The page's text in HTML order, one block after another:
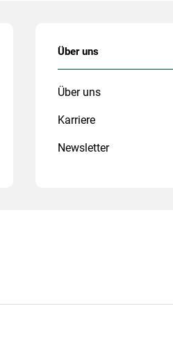
Über uns
Über uns
Karriere
Newsletter